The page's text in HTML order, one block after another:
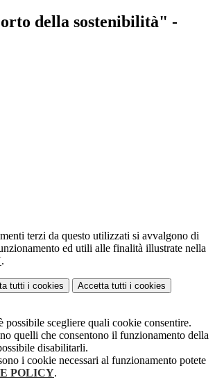
della sostenibilità" -
terzi da questo utilizzati si avvalgono di
ed utili alle finalità illustrate nella
.
tutti i cookies Accetta tutti i cookies
possibile scegliere quali cookie consentire.
quelli che consentono il funzionamento della
disabilitarli.
i cookie necessari al funzionamento potete
POLICY.